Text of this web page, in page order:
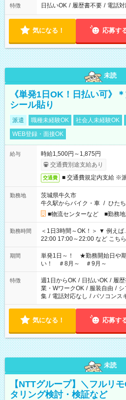
特徴 日払いOK / 履歴書不要 / 電話
気になる！ 応募す
未読
《単発1日OK！日払い可》
シール貼り
派遣 職種未経験OK 社会人未経験OK
WEB登録・面接OK
給与
時給1,500円～1,875円
交通費別途支給あり
交通費 ■ 交通費規定内支給 ※
勤務地
茨城県牛久市
牛久駅からバイク・車 / ひた
■物流センターなど ■勤務地
勤務時間
＜1日3時間～OK！＞ ▼ 例えば… ▼ 15:00～18:00 15:00～
22:00 17:00～22:00 など こちら以外の時間もお気軽にご相談く
ださい！
期間
単発1日～！ ★勤務開始日や期
い！ ＃8月～ ＃9月～
特徴 週1日からOK / 日払いOK / 履
業・WワークOK / 服装自由 / シ
集 / 電話対応なし / パソコンス
気になる！ 応募す
未読
【NTTグループ】＼フルリ
タリング検討・検証など